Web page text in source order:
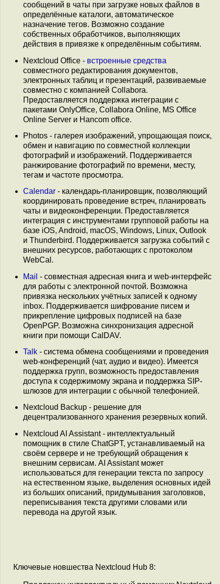
сообщений в чаты при загрузке новых файлов в
определённые каталоги, автоматическое
назначение тегов. Возможно создание
собственных обработчиков, выполняющих
действия в привязке к определённым событиям.
Nextcloud Office - встроенные средства
совместного редактирования документов,
электронных таблиц и презентаций, развиваемые
совместно с компанией Collabora.
Предоставляется поддержка интеграции с
пакетами OnlyOffice, Collabora Online, MS Office
Online Server и Hancom office.
Photos - галерея изображений, упрощающая поиск,
обмен и навигацию по совместной коллекции
фотографий и изображений. Поддерживается
ранжирование фотографий по времени, месту,
тегам и частоте просмотра.
Calendar - календарь-планировщик, позволяющий
координировать проведение встреч, планировать
чаты и видеоконференции. Предоставляется
интеграция с инструментами групповой работы на
базе iOS, Android, macOS, Windows, Linux, Outlook
и Thunderbird. Поддерживается загрузка событий с
внешних ресурсов, работающих с протоколом
WebCal.
Mail - совместная адресная книга и web-интерфейс
для работы с электронной почтой. Возможна
привязка нескольких учётных записей к одному
inbox. Поддерживается шифрование писем и
прикрепление цифровых подписей на базе
OpenPGP. Возможна синхронизация адресной
книги при помощи CalDAV.
Talk - система обмена сообщениями и проведения
web-конференций (чат, аудио и видео). Имеется
поддержка групп, возможность предоставления
доступа к содержимому экрана и поддержка SIP-
шлюзов для интеграции с обычной телефонией.
Nextcloud Backup - решение для
децентрализованного хранения резервных копий.
Nextcloud AI Assistant - интеллектуальный
помощник в стиле ChatGPT, устанавливаемый на
своём сервере и не требующий обращения к
внешним сервисам. AI Assistant может
использоваться для генерации текста по запросу
на естественном языке, выделения основных идей
из больших описаний, придумывания заголовков,
переписывания текста другими словами или
перевода на другой язык.
Ключевые новшества Nextcloud Hub 8: